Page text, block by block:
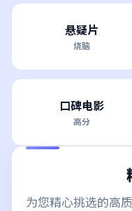
悬疑片
烧脑
口碑电影
高分
为您精心挑选的高